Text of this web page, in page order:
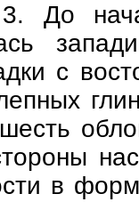
с
в